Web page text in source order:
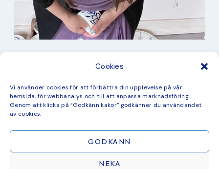
Cookies
Vi använder cookies för att förbättra din upplevelse på vår
hemsida, för webbanalys och till att anpassa marknadsföring.
Genom att klicka på ”Godkänn kakor” godkänner du användandet
av cookies.
GODKÄNN
NEKA
Kurser
Måleri
mina favorit recept
Mönster